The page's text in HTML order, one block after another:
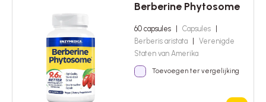
Berberine Phytosome
60 capsules | Capsules |
Berberis aristata | Verenigde
Staten van Amerika
Toevoegen ter vergelijking